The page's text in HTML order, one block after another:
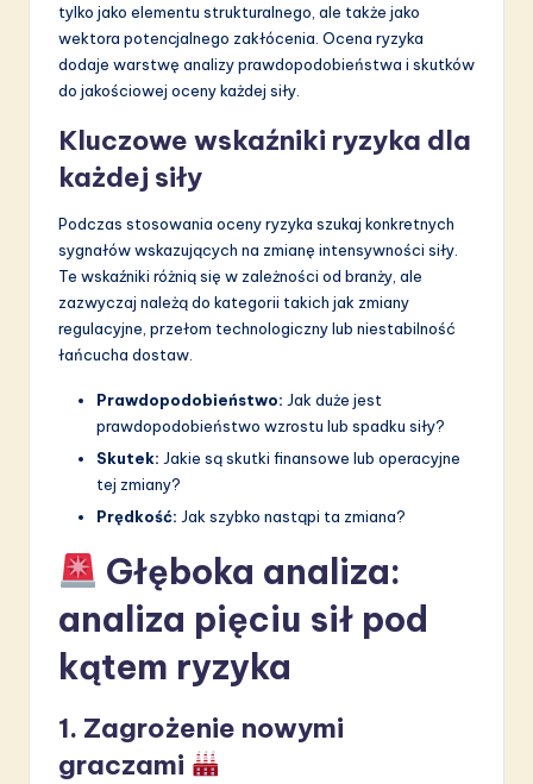
tylko jako elementu strukturalnego, ale także jako
wektora potencjalnego zakłócenia. Ocena ryzyka
dodaje warstwę analizy prawdopodobieństwa i skutków
do jakościowej oceny każdej siły.
Kluczowe wskaźniki ryzyka dla
każdej siły
Podczas stosowania oceny ryzyka szukaj konkretnych
sygnałów wskazujących na zmianę intensywności siły.
Te wskaźniki różnią się w zależności od branży, ale
zazwyczaj należą do kategorii takich jak zmiany
regulacyjne, przełom technologiczny lub niestabilność
łańcucha dostaw.
Prawdopodobieństwo: Jak duże jest
prawdopodobieństwo wzrostu lub spadku siły?
Skutek: Jakie są skutki finansowe lub operacyjne
tej zmiany?
Prędkość: Jak szybko nastąpi ta zmiana?
Głęboka analiza:
analiza pięciu sił pod
kątem ryzyka
1. Zagrożenie nowymi
graczami